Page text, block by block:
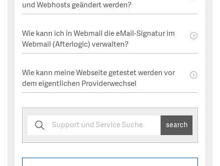
und Webhosts geändert werden?
Wie kann ich in Webmail die eMail-Signatur im
Webmail (Afterlogic) verwalten?
Wie kann meine Webseite getestet werden vor
dem eigentlichen Providerwechsel
search